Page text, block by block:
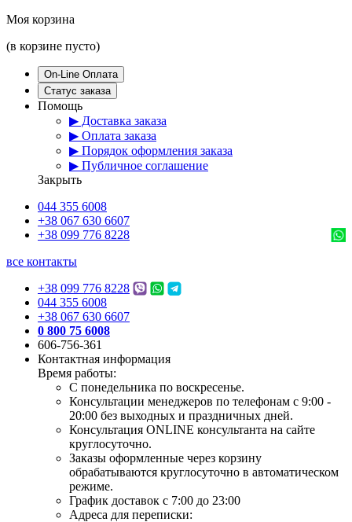
Моя корзина
(в корзине пусто)
On-Line Оплата
Статус заказа
Помощь
▶ Доставка заказа
▶ Оплата заказа
▶ Порядок оформления заказа
▶ Публичное соглашение
Закрыть
044 355 6008
+38 067 630 6607
+38 099 776 8228
все контакты
+38 099 776 8228
044 355 6008
+38 067 630 6607
0 800 75 6008
606-756-361
Контактная информация
Время работы:
С понедельника по воскресенье.
Консультации менеджеров по телефонам с 9:00 -
20:00 без выходных и праздничных дней.
Консультация ONLINE консультанта на сайте
круглосуточно.
Заказы оформленные через корзину
обрабатываются круглосуточно в автоматическом
режиме.
График доставок с 7:00 до 23:00
Адреса для переписки: